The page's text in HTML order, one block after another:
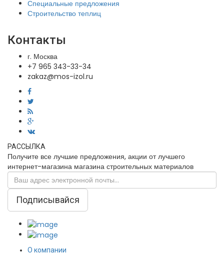
Специальные предложения
Строительство теплиц
Контакты
г. Москва
+7 965 343-33-34
zakaz@mos-izol.ru
РАССЫЛКА
Получите все лучшие предложения, акции от лучшего
интернет-магазина магазина строительных материалов
Подписывайся
О компании